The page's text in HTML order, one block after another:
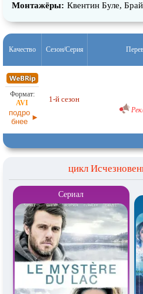
Бланчон, Тьерри Руссе, Бруно
Монтажёры: Квентин Буле,
Качество Сезон/Серия
подро
бнее
1-й сезон
цикл
Сериал